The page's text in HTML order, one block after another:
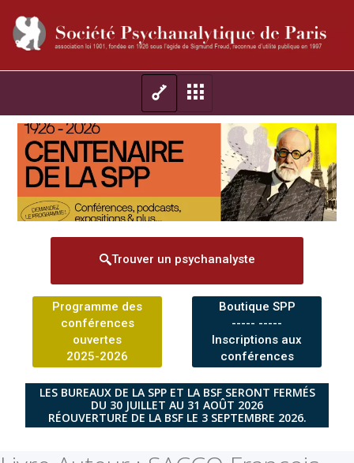
Trouver un psychanalyste
Programme des
conférences
ouvertes
2025-2026
Boutique SPP
----- -----
Inscriptions aux
conférences
LES BUREAUX DE LA SPP ET LA BSF SERONT FERMÉS
DU 30 JUILLET AU 31 AOÛT 2026
RÉOUVERTURE DE LA BSF LE 3 SEPTEMBRE 2026.